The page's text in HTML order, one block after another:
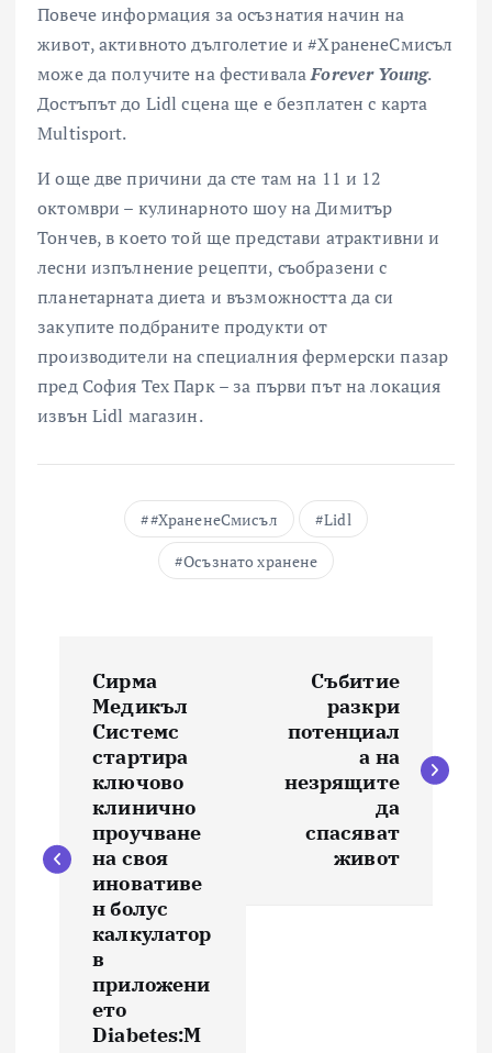
Повече информация за осъзнатия начин на
живот, активното дълголетие и #ХраненеСмисъл
може да получите на фестивалаForever Young.
Достъпът до Lidl сцена ще е безплатен с карта
Multisport.
И още две причини да сте там на 11 и 12
октомври – кулинарното шоу на Димитър
Тончев, в което той ще представи атрактивни и
лесни изпълнение рецепти, съобразени с
планетарната диета и възможността да си
закупите подбраните продукти от
производители на специалния фермерски пазар
пред София Тех Парк – за първи път на локация
извън Lidl магазин.
#ХраненеСмисъл
Lidl
Осъзнато хранене
г
Сирма
Медикъл
Системс
стартира
ключово
клинично
проучване
на своя
иновативе
н болус
калкулатор
в
приложени
ето
Diabetes:M
Събитие
разкри
потенциал
а на
незрящите
да
спасяват
живот